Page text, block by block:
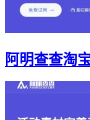
阿明查查淘